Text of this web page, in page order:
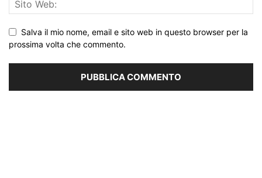
Salva il mio nome, email e sito web in questo browser per la
prossima volta che commento.